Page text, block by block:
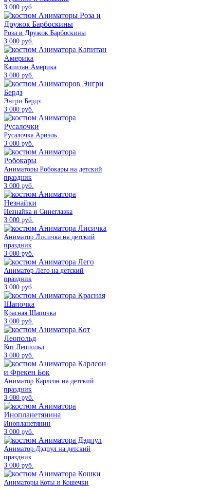
3 000 руб.
Роза и Дружок Барбоскины
3 000 руб.
Капитан Америка
3 000 руб.
Энгри Бердз
3 000 руб.
Русалочка Ариэль
3 000 руб.
Аниматоры Робокары на детский
праздник
3 000 руб.
Незнайка и Синеглазка
3 000 руб.
Аниматор Лисичка на детский
праздник
3 000 руб.
Аниматор Лего на детский
праздник
3 000 руб.
Красная Шапочка
3 000 руб.
Кот Леопольд
3 000 руб.
Аниматор Карлсон на детский
праздник
3 000 руб.
Инопланетянин
3 000 руб.
Аниматор Дэдпул на детский
праздник
3 000 руб.
Аниматоры Коты и Кошечки